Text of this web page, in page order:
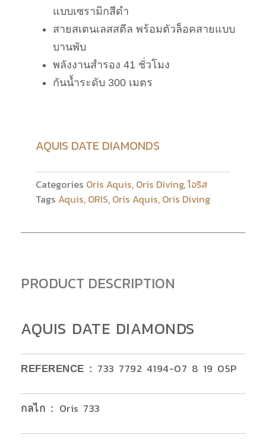
แบบเซรามิกสีดำ
สายสเตนเลสสตีล พร้อมตัวล็อคสายแบบ
บานพับ
พลังงานสำรอง 41 ชั่วโมง
กันน้ำระดับ 300 เมตร
AQUIS DATE DIAMONDS
Categories Oris Aquis, Oris Diving,โอริส
Tags Aquis, ORIS, Oris Aquis, Oris Diving
PRODUCT DESCRIPTION
AQUIS DATE DIAMONDS
REFERENCE : 733 7792 4194-07 8 19 05P
กลไก : Oris 733